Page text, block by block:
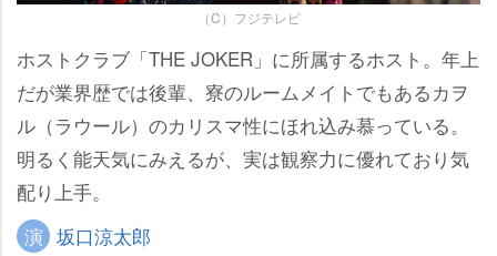
（C）フジテレビ
ホストクラブ「THE JOKER」に所属するホスト。年上
だが業界歴では後輩、寮のルームメイトでもあるカヲ
ル（ラウール）のカリスマ性にほれ込み慕っている。
明るく能天気にみえるが、実は観察力に優れており気
配り上手。
演 坂口涼太郎